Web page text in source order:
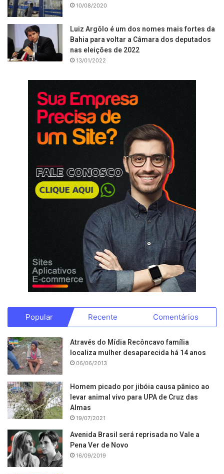
10/08/2020
Luiz Argôlo é um dos nomes mais fortes da
Bahia para voltar a Câmara dos deputados
nas eleições de 2022
13/01/2022
Popular Recente Comentários
Através do Mídia Recôncavo família
localiza mulher desaparecida há 14 anos
06/06/2013
Homem picado por jibóia causa pânico ao
levar animal vivo para UPA de Cruz das
Almas
19/07/2021
Avenida Brasil será reprisada no Vale a
Pena Ver de Novo
16/09/2019